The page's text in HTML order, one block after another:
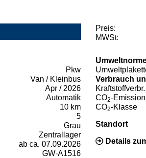
Preis:
MWSt:
Pkw
Van / Kleinbus
Apr / 2026
Automatik
10 km
5
Grau
Zentrallager
ab ca. 07.09.2026
GW-A1516
Verbrauch
CO2-
CO2-Klasse
Standort
Details